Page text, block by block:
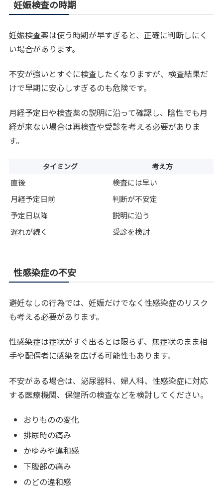
妊娠検査の時期
妊娠検査薬は使う時期が早すぎると、正確に判断しにく
い場合があります。
不安が強いとすぐに検査したくなりますが、検査結果だ
けで早期に安心しすぎるのも危険です。
月経予定日や検査薬の説明に沿って確認し、陰性でも月
経が来ない場合は再検査や受診を考える必要がありま
す。
タイミング 考え方
直後
検査には早い
月経予定日前
判断が不安定
予定日以降
説明に沿う
遅れが続く
受診を検討
性感染症の不安
避妊なしの行為では、妊娠だけでなく性感染症のリスク
も考える必要があります。
性感染症は症状がすぐ出るとは限らず、無症状のまま相
手や配偶者に感染を広げる可能性もあります。
不安がある場合は、泌尿器科、婦人科、性感染症に対応
する医療機関、保健所の検査などを検討してください。
おりものの変化
排尿時の痛み
かゆみや違和感
下腹部の痛み
のどの違和感